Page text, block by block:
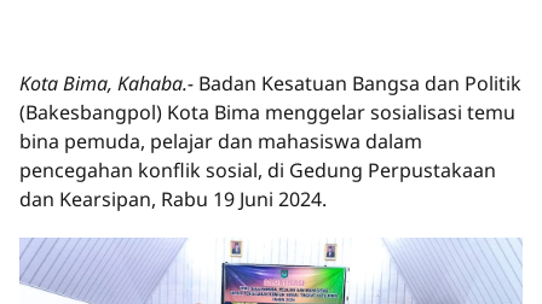
Kota Bima, Kahaba.- Badan Kesatuan Bangsa dan Politik
(Bakesbangpol) Kota Bima menggelar sosialisasi temu
bina pemuda, pelajar dan mahasiswa dalam
pencegahan konflik sosial, di Gedung Perpustakaan
dan Kearsipan, Rabu 19 Juni 2024.